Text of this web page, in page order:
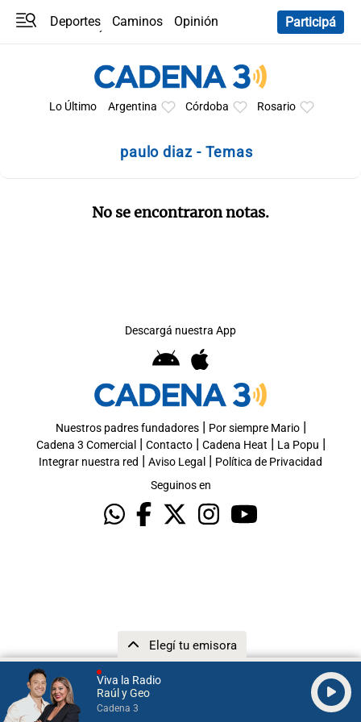
Viva la Radio
Raúl y Geo
Cadena 3
Elegí tu emisora
Deportes Caminos
Opinión
Participá
Lo Último Argentina Córdoba Rosario
paulo diaz - Temas
No se encontraron notas.
Descargá nuestra App
Nuestros padres fundadores| Por siempre Mario|
Cadena 3 Comercial | Contacto| Cadena Heat | La Popu |
Integrar nuestra red | Aviso Legal | Política de Privacidad
Seguinos en